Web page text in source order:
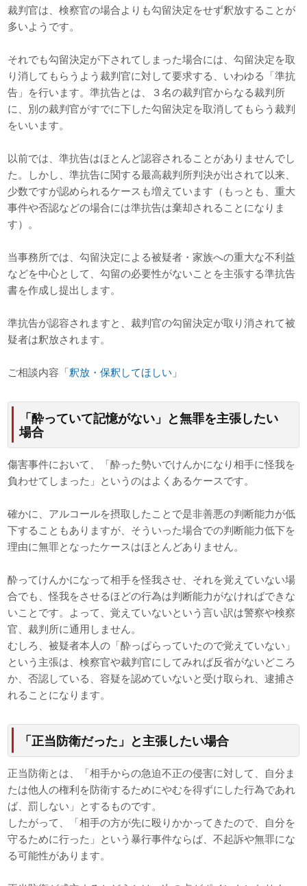
裁判官は、検察官の場合よりも勾留決定をせず釈放することが
多いようです。
それでも勾留決定が下されてしまった場合には、勾留決定を取
り消してもらうよう裁判官に対して要求する、いわゆる「準抗
告」を行います。準抗告とは、３名の裁判官からなる裁判所
に、別の裁判官がすでに下した勾留決定を取消してもらう裁判
をいいます。
以前では、準抗告はほとんど認容されることがありませんでし
た。しかし、準抗告に関する最高裁判所判決が出されて以来、
少数ですが認められるケースも増えています（もっとも、重大
事件や否認などの場合には準抗告は棄却されることになりま
す）。
当事務所では、勾留決定による被疑者・家族への重大な不利益
などを中心として、勾留の必要性がないことを主張する準抗告
書を作成し提出します。
準抗告が認容されますと、裁判官の勾留決定が取り消されて被
疑者は釈放されます。
ご相談内容「釈放・保釈してほしい 」
「酔っていて記憶がない」と無罪を主張したい
場合
傷害事件において、「酔った勢いでけんかになり相手に怪我を
負わせてしまった」というのはよくあるケースです。
確かに、アルコールを摂取したことで是非善悪の判断能力が低
下することもありますが、そういった場合での判断能力低下を
理由に無罪となったケースはほとんどありません。
酔ってけんかになって相手を怪我させ、それを覚えていない場
合でも、怪我をさせるほどの行為は判断能力がなければできな
いことです。よって、覚えていないという言い訳は警察や検察
官、裁判所に通用しません。
むしろ、被疑者本人の「酔っぱらっていたので覚えていない」
という主張は、検察官や裁判官にしてみれば反省がないどころ
か、否認している、容疑を認めていないと受け取られ、逮捕さ
れることになります。
「正当防衛だった」と主張したい場合
正当防衛とは、「相手からの急迫不正の侵害に対して、自分ま
たは他人の権利を防衛するためにやむを得ずにした行為であれ
ば、罰しない」とするものです。
したがって、「相手の方が先に殴りかかってきたので、自分を
守るために行った」という暴行事件ならば、不起訴や無罪にな
る可能性があります。